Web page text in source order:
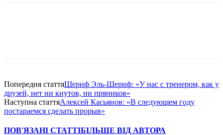
Попередня статтяШериф Эль-Шериф: «У нас с тренером, как у
друзей, нет ни кнутов, ни пряников»
Наступна статтяАлексей Касьянов: «В следующем году
постараемся сделать прорыв»
ПОВ'ЯЗАНІ СТАТТІБІЛЬШЕ ВІД АВТОРА